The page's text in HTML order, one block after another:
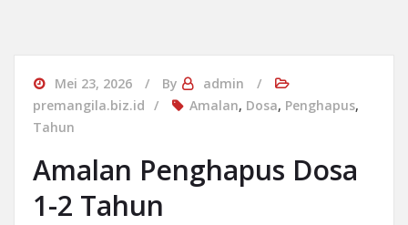
Mei 23, 2026 By
admin
premangila.biz.id
Amalan, Dosa, Penghapus,
Tahun
Amalan Penghapus Dosa
1-2 Tahun